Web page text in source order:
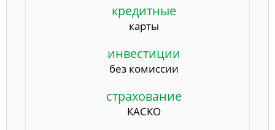
кредитные
карты
инвестиции
без комиссии
страхование
КАСКО